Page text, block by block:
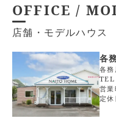
OFFICE /
店舗・モデルハウス
各
各務
営業
定休